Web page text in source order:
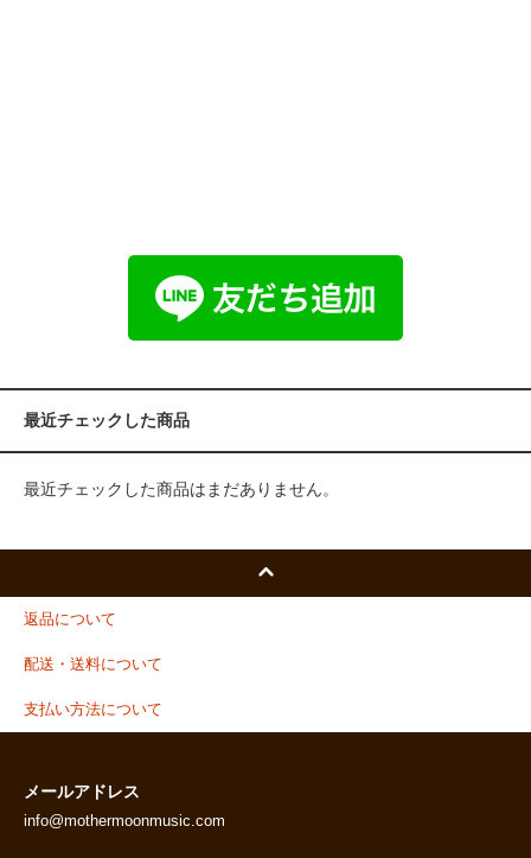
最近チェックした商品
最近チェックした商品はまだありません。
返品について
配送・送料について
支払い方法について
メールアドレス
info@mothermoonmusic.com